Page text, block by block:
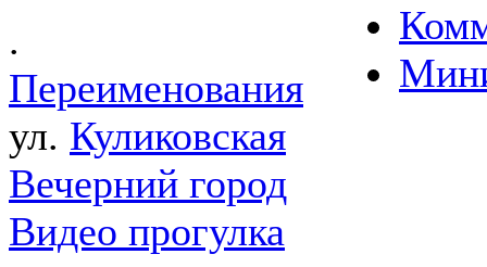
.
Переименования
ул. Куликовская
Вечерний город
Видео прогулка